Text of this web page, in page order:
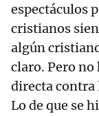
espectáculos
cristianos
algún
claro. Pero
directa contra
Lo de que se